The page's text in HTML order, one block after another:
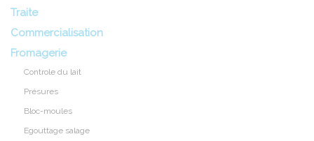
Traite
Commercialisation
Fromagerie
Controle du lait
Présures
Bloc-moules
Egouttage salage